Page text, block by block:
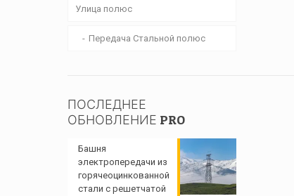
Улица полюс
Передача Стальной полюс
ПОСЛЕДНЕЕ
ОБНОВЛЕНИЕ PRO
Башня
электропередачи из
горячеоцинкованной
стали с решетчатой ​​